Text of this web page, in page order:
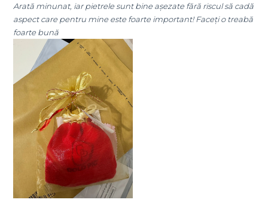
să cadă
o treabă
Super mulțumită!! Sunt superbi cerceii!!!